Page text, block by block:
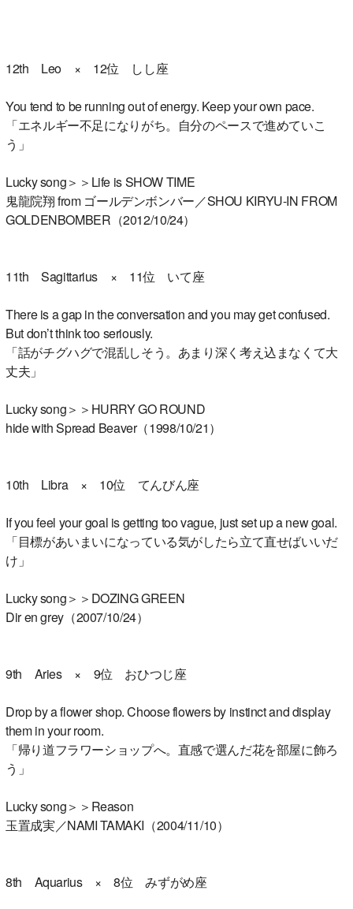
12th Leo × 12位 しし座
You tend to be running out of energy. Keep your own pace.
「エネルギー不足になりがち。自分のペースで進めていこ
う」
Lucky song＞＞Life is SHOW TIME
鬼龍院翔 from ゴールデンボンバー／SHOU KIRYU-IN FROM
GOLDENBOMBER（2012/10/24）
11th Sagittarius × 11位 いて座
There is a gap in the conversation and you may get confused.
But don’t think too seriously.
「話がチグハグで混乱しそう。あまり深く考え込まなくて大
丈夫」
Lucky song＞＞HURRY GO ROUND
hide with Spread Beaver（1998/10/21）
10th Libra × 10位 てんびん座
If you feel your goal is getting too vague, just set up a new goal.
「目標があいまいになっている気がしたら立て直せばいいだ
け」
Lucky song＞＞DOZING GREEN
Dir en grey（2007/10/24）
9th Aries × 9位 おひつじ座
Drop by a flower shop. Choose flowers by instinct and display
them in your room.
「帰り道フラワーショップへ。直感で選んだ花を部屋に飾ろ
う」
Lucky song＞＞Reason
玉置成実／NAMI TAMAKI（2004/11/10）
8th Aquarius × 8位 みずがめ座